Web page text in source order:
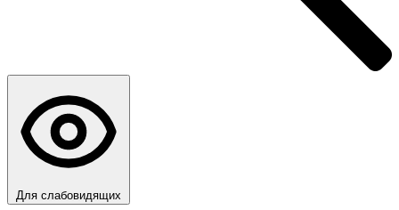
Для слабовидящих